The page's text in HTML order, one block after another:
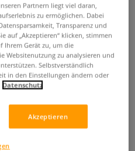
Set im
36er Set im Metalletui mit
Farbauftrag,
Partnern liegt viel daran,
zu ermöglichen. Dabei
Transparenz und
auf „Akzeptieren“ klicken, stimmen
Ihrem Gerät zu, um die
Websitenutzung zu analysieren und
Selbstverständlich
in den Einstellungen ändern oder
Datenschutz
Akzeptieren